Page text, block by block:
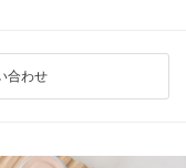
合わせ